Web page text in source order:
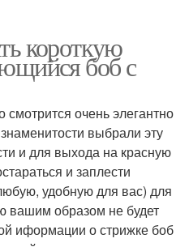
короткую
боб с
смотрится очень элегантно
выбрали эту
и для выхода на красную
и заплести
удобную для вас) для
вашим образом не будет
иформации о стрижке боб